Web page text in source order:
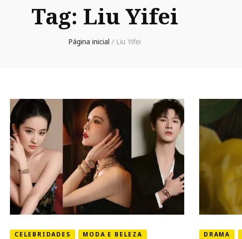
Tag: Liu Yifei
Página inicial / Liu Yifei
CELEBRIDADES
MODA E BELEZA
DRAMA